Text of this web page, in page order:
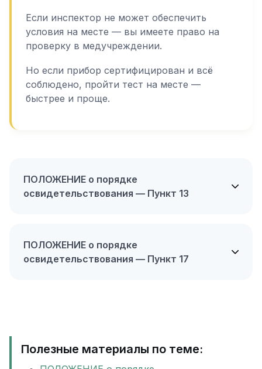
Если инспектор не может обеспечить
условия на месте — вы имеете право на
проверку в медучреждении.
Но если прибор сертифицирован и всё
соблюдено, пройти тест на месте —
быстрее и проще.
ПОЛОЖЕНИЕ о порядке
освидетельствования — Пункт 13
ПОЛОЖЕНИЕ о порядке
освидетельствования — Пункт 17
Полезные материалы по теме: